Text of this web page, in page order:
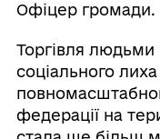
Офіцер громади.
Торгівля
соціального
федерації на